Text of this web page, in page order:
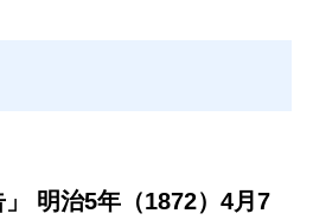
」 明治5年（1872）4月7